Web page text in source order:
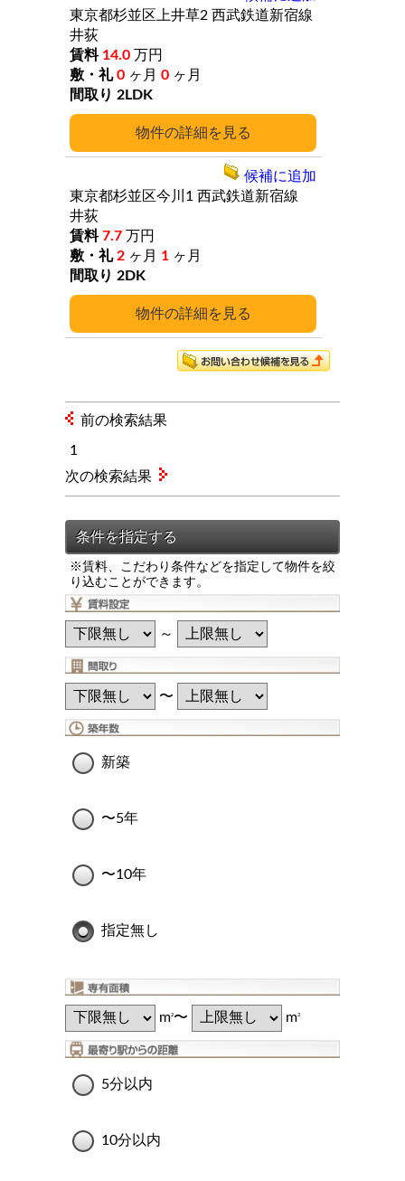
詳細
東京都杉並区上井草2 西武鉄道新宿線
井荻
14.0 万円
0 ヶ月 0 ヶ月
2LDK
詳細
東京都杉並区今川1 西武鉄道新宿線
井荻
7.7 万円
2 ヶ月 1 ヶ月
2DK
候補に追加
前の検索結果
1
※賃料、こだわり条件などを指定して物件を絞
り込むことができます。
～
〜
新築
〜5年
〜10年
指定無し
m2〜 m2
5分以内
10分以内